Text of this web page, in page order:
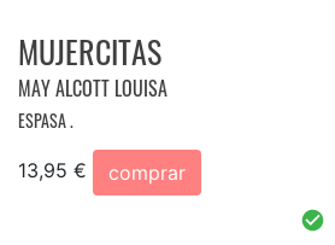
MUJERCITAS
MAY ALCOTT LOUISA
ESPASA .
13,95 €
comprar